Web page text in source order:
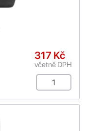
317 Kč
včetně DPH